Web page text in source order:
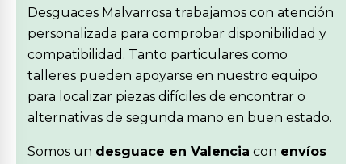
Desguaces Malvarrosa trabajamos con atención
personalizada para comprobar disponibilidad y
compatibilidad. Tanto particulares como
talleres pueden apoyarse en nuestro equipo
para localizar piezas difíciles de encontrar o
alternativas de segunda mano en buen estado.
Somos un desguace en Valencia con envíos